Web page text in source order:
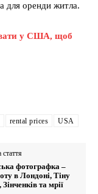
для оренди житла.
у США, щоб
rental prices USA
фотографка –
в Лондоні, Тіну
та мрії